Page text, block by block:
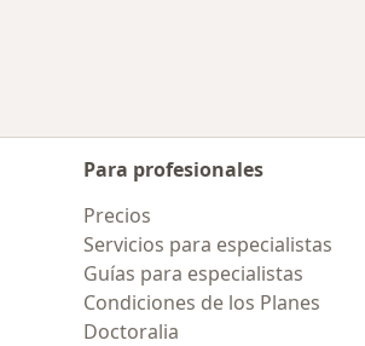
Para profesionales
Precios
Servicios para especialistas
Guías para especialistas
Condiciones de los Planes
Doctoralia